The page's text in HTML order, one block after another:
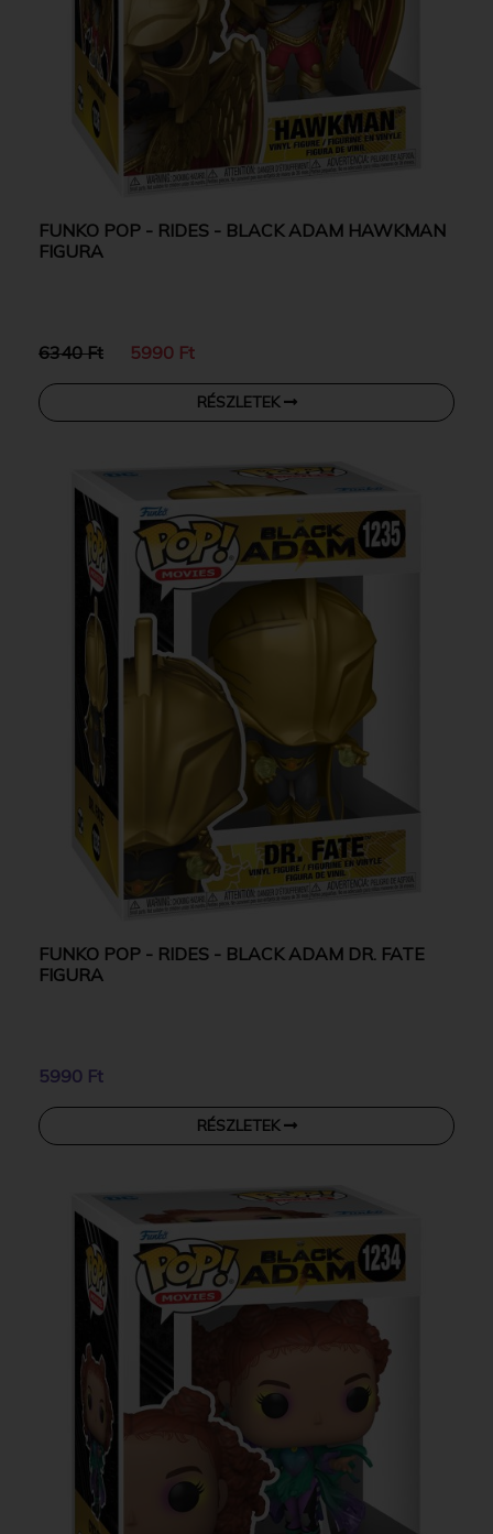
FUNKO POP - RIDES - BLACK ADAM HAWKMAN
FIGURA
6340 Ft 5990 Ft
RÉSZLETEK
FUNKO POP - RIDES - BLACK ADAM DR. FATE
FIGURA
5990 Ft
RÉSZLETEK